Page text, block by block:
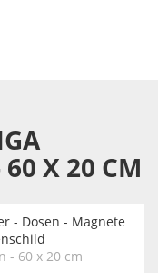
X 20 CM
- Dosen - Magnete
- 60 x 20 cm